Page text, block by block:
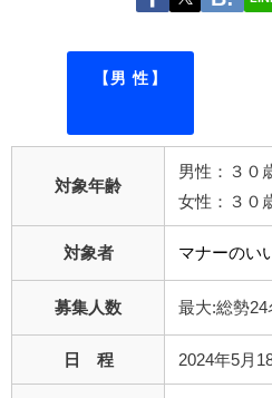
【男 性】
対象年齢
男性：３０
女性：３０
対象者 マナーのい
募集人数 最大:総勢24
日 程 2024年5月